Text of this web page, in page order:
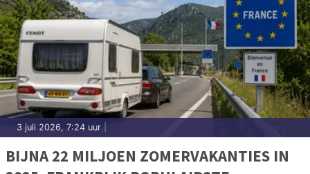
3 juli 2026, 7:24 uur
BIJNA 22 MILJOEN ZOMERVAKANTIES IN